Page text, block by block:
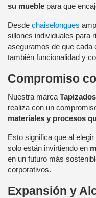
su mueble para que
Desde chaiselongues
sillones individuales para
aseguramos de que cada
también funcionalidad y
Compromiso
Nuestra marca
realiza con un
materiales y procesos
Esto significa que al
solo están invirtiendo en
en un futuro más
corporativos.
Expansión y